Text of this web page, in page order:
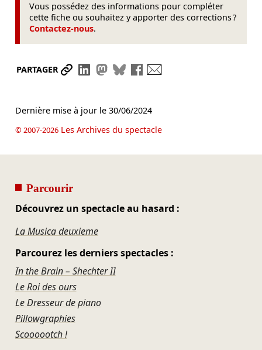
Vous possédez des informations pour compléter
cette fiche ou souhaitez y apporter des corrections ?
Contactez-nous.
PARTAGER Partager le lien
Partager sur LinkedIn
Partager sur Mastodon
Partager sur Bluesky
Partager sur Facebook
Dernière mise à jour le 30/06/2024
© 2007-2026Les Archives du spectacle
Parcourir
Découvrez un spectacle au hasard :
La Musica deuxieme
Parcourez les derniers spectacles :
In the Brain – Shechter II
Le Roi des ours
Le Dresseur de piano
Pillowgraphies
Scoooootch !